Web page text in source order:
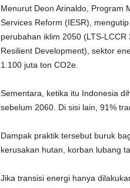
Menurut Deon Arinaldo, Program
Services Reform (IESR),
perubahan iklim 2050 (LTS-
Resilient Development), sektor
1.100 juta ton CO2e.
Sementara, ketika itu Indonesia
sebelum 2060. Di sisi lain, 91%
Dampak praktik tersebut buruk
kerusakan hutan, korban lubang
Jika transisi energi hanya